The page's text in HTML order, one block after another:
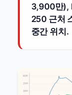
3,900만),
250 근처
중간 위치.